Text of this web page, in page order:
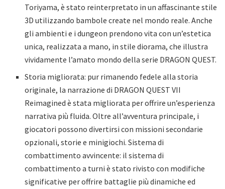
Toriyama, è stato reinterpretato in un affascinante stile
3D utilizzando bambole create nel mondo reale. Anche
gli ambienti e i dungeon prendono vita con un’estetica
unica, realizzata a mano, in stile diorama, che illustra
vividamente l’amato mondo della serie DRAGON QUEST.
Storia migliorata: pur rimanendo fedele alla storia
originale, la narrazione di DRAGON QUEST VII
Reimagined è stata migliorata per offrire un’esperienza
narrativa più fluida. Oltre all’avventura principale, i
giocatori possono divertirsi con missioni secondarie
opzionali, storie e minigiochi. Sistema di
combattimento avvincente: il sistema di
combattimento a turni è stato rivisto con modifiche
significative per offrire battaglie più dinamiche ed